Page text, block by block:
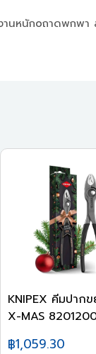
นักoถาดพกพา ส
KNIPEX คีมปาก
X-MAS
฿1,059.30